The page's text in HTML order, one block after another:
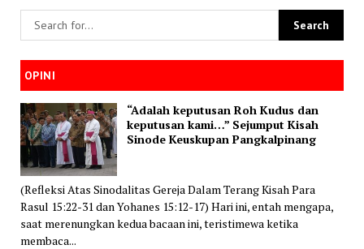
OPINI
“Adalah keputusan Roh Kudus dan
keputusan kami…” Sejumput Kisah
Sinode Keuskupan Pangkalpinang
(Refleksi Atas Sinodalitas Gereja Dalam Terang Kisah Para
Rasul 15:22-31 dan Yohanes 15:12-17) Hari ini, entah mengapa,
saat merenungkan kedua bacaan ini, teristimewa ketika
membaca...